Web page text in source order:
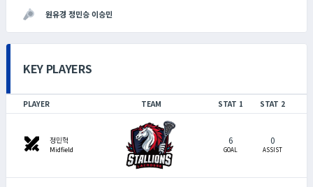
원유경 정민승 이승민
KEY PLAYERS
PLAYER TEAM STAT 1 STAT 2
swords 정민혁
Midfield
6
GOAL
0
ASSIST